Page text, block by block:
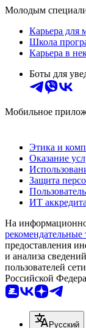
Молодым
Карьера для
Школа
Карьера в
Боты для
Мобильное
Этика и
Оказание
Защита
ИТ
На
рекомендательные
предоставления
и анализа
пользователей
Российской
Русский